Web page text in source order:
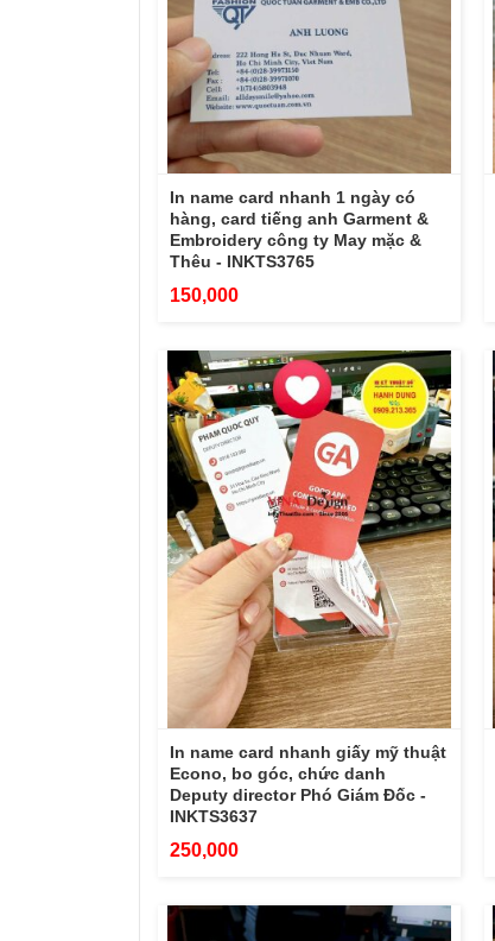
In name card nhanh 1 ngày có
hàng, card tiếng anh Garment &
Embroidery công ty May mặc &
Thêu - INKTS3765
150,000
In name card nhanh giấy mỹ thuật
Econo, bo góc, chức danh
Deputy director Phó Giám Đốc -
INKTS3637
250,000